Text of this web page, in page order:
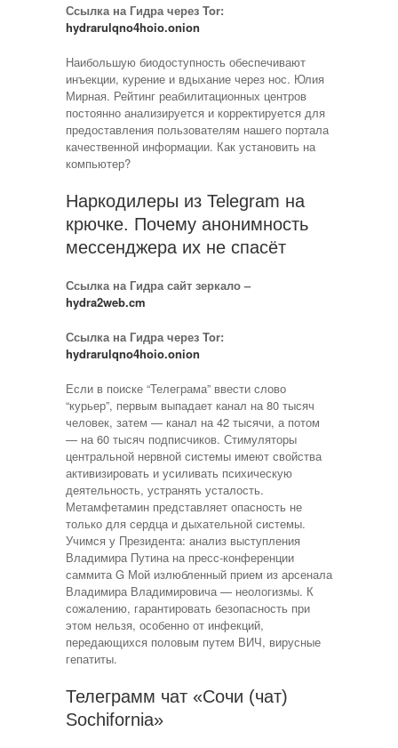
Ссылка на Гидра через Tor:
hydrarulqno4hoio.onion
Наибольшую биодоступность обеспечивают
инъекции, курение и вдыхание через нос. Юлия
Мирная. Рейтинг реабилитационных центров
постоянно анализируется и корректируется для
предоставления пользователям нашего портала
качественной информации. Как установить на
компьютер?
Наркодилеры из Telegram на
крючке. Почему анонимность
мессенджера их не спасёт
Ссылка на Гидра сайт зеркало –
hydra2web.cm
Ссылка на Гидра через Tor:
hydrarulqno4hoio.onion
Если в поиске “Телеграма” ввести слово
“курьер”, первым выпадает канал на 80 тысяч
человек, затем — канал на 42 тысячи, а потом
— на 60 тысяч подписчиков. Стимуляторы
центральной нервной системы имеют свойства
активизировать и усиливать психическую
деятельность, устранять усталость.
Метамфетамин представляет опасность не
только для сердца и дыхательной системы.
Учимся у Президента: анализ выступления
Владимира Путина на пресс-конференции
саммита G Мой излюбленный прием из арсенала
Владимира Владимировича — неологизмы. К
сожалению, гарантировать безопасность при
этом нельзя, особенно от инфекций,
передающихся половым путем ВИЧ, вирусные
гепатиты.
Телеграмм чат «Сочи (чат)
Sochifornia»